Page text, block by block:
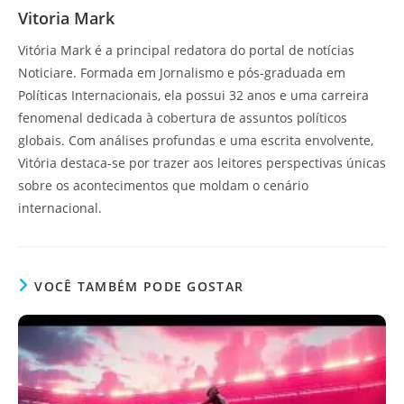
Vitoria Mark
Vitória Mark é a principal redatora do portal de notícias
Noticiare. Formada em Jornalismo e pós-graduada em
Políticas Internacionais, ela possui 32 anos e uma carreira
fenomenal dedicada à cobertura de assuntos políticos
globais. Com análises profundas e uma escrita envolvente,
Vitória destaca-se por trazer aos leitores perspectivas únicas
sobre os acontecimentos que moldam o cenário
internacional.
VOCÊ TAMBÉM PODE GOSTAR